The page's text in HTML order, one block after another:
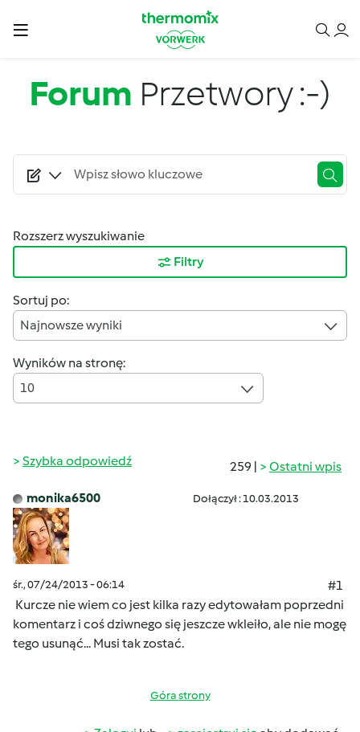
Forum Przetwory :-)
Rozszerz wyszukiwanie
Filtry
Sortuj po:
Najnowsze wyniki
Wyników na stronę:
10
259 | Ostatni wpis
Szybka odpowiedź
monika6500 Dołączył : 10.03.2013
śr., 07/24/2013 - 06:14
#1
Kurcze nie wiem co jest kilka razy edytowałam poprzedni
komentarz i coś dziwnego się jeszcze wkleiło, ale nie mogę
tego usunąć... Musi tak zostać.
Góra strony